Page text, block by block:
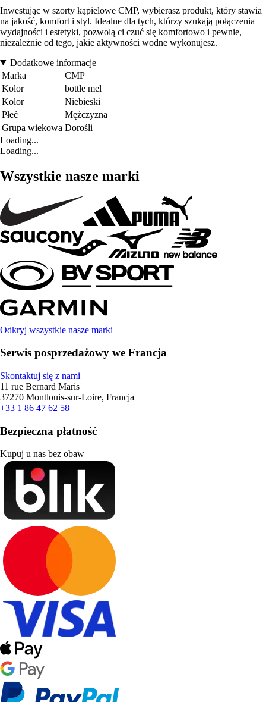
Inwestując w szorty kąpielowe CMP, wybierasz produkt, który stawia
na jakość, komfort i styl. Idealne dla tych, którzy szukają połączenia
wydajności i estetyki, pozwolą ci czuć się komfortowo i pewnie,
niezależnie od tego, jakie aktywności wodne wykonujesz.
Dodatkowe informacje
Marka
CMP
Kolor
bottle mel
Kolor
Niebieski
Płeć
Mężczyzna
Grupa wiekowa Dorośli
Loading...
Loading...
Wszystkie nasze marki
Odkryj wszystkie nasze marki
Serwis posprzedażowy we Francja
Skontaktuj się z nami
11 rue Bernard Maris
37270 Montlouis-sur-Loire, Francja
+33 1 86 47 62 58
Bezpieczna płatność
Kupuj u nas bez obaw